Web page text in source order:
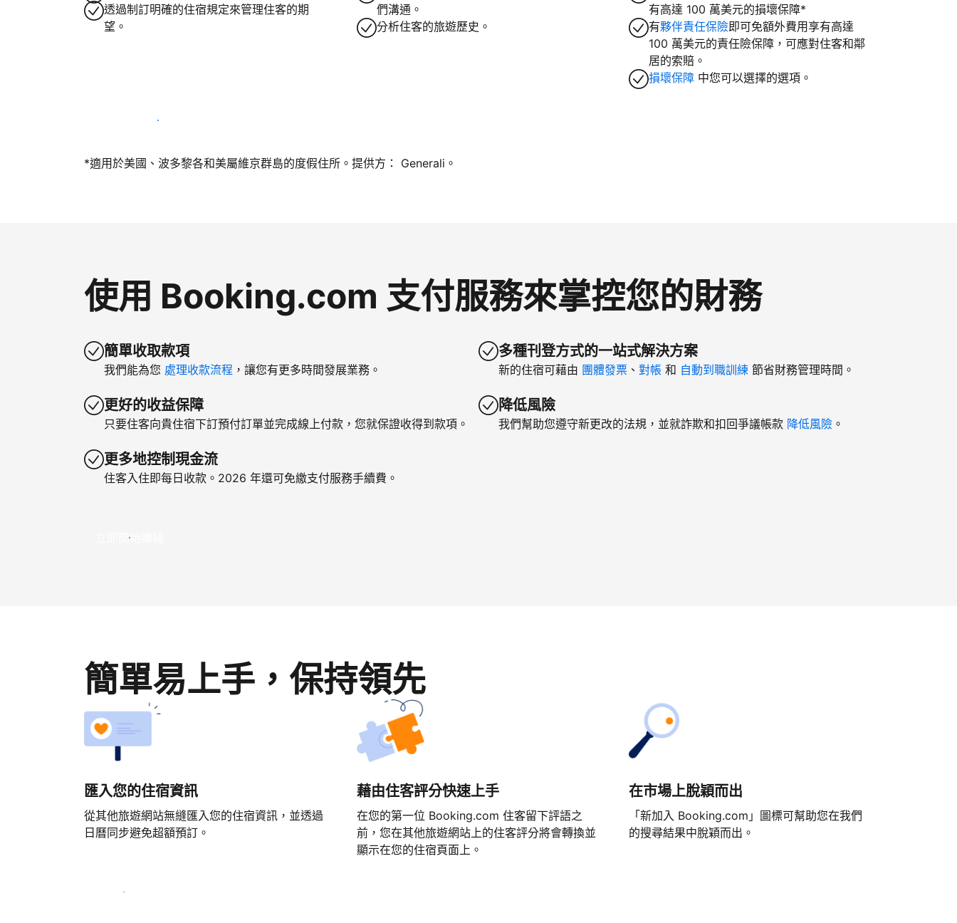
透過制訂明確的住宿規定來管理住客的期
望。
們溝通。
分析住客的旅遊歷史。
有高達 100 萬美元的損壞保障*
有夥伴責任保險即可免額外費用享有高達
100 萬美元的責任險保障，可應對住客和鄰
居的索賠。
損壞保障 中您可以選擇的選項。
今天就和我們一起當屋主
*適用於美國、波多黎各和美屬維京群島的度假住所。提供方： Generali。
使用 Booking.com 支付服務來掌控您的財務
簡單收取款項
我們能為您 處理收款流程 ，讓您有更多時間發展業務。
更好的收益保障
只要住客向貴住宿下訂預付訂單並完成線上付款，您就保證收得到款項。
更多地控制現金流
住客入住即每日收款。2026 年還可免繳支付服務手續費。
多種刊登方式的一站式解決方案
新的住宿可藉由 團體發票 、 對帳 和 自動到職訓練 節省財務管理時間。
降低風險
我們幫助您遵守新更改的法規，並就詐欺和扣回爭議帳款 降低風險 。
立即開始賺錢
簡單易上手，保持領先
匯入您的住宿資訊
從其他旅遊網站無縫匯入您的住宿資訊，並透過
日曆同步避免超額預訂。
藉由住客評分快速上手
在您的第一位 Booking.com 住客留下評語之
前，您在其他旅遊網站上的住客評分將會轉換並
顯示在您的住宿頁面上。
在市場上脫穎而出
「新加入 Booking.com」圖標可幫助您在我們
的搜尋結果中脫穎而出。
立即開始吧